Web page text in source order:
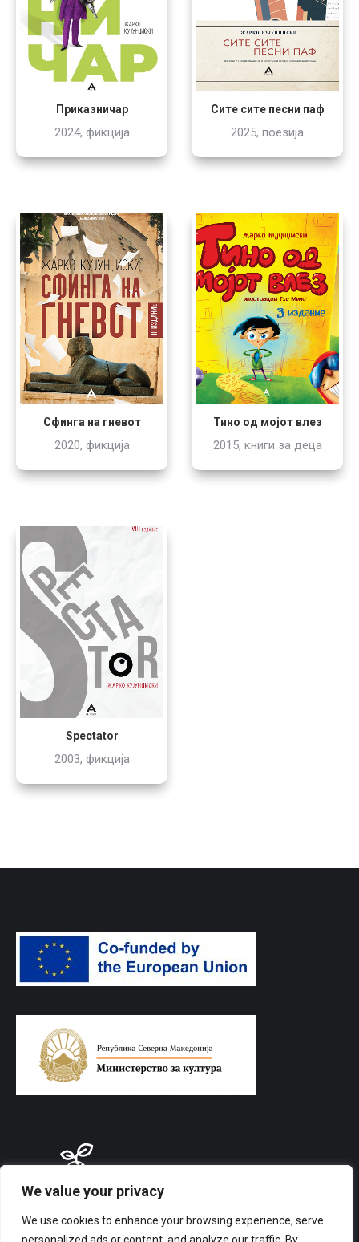
We value your privacy
We use cookies to enhance your browsing experience, serve
Приказничар
2024, фикција
Сите сите песни паф
2025, поезија
Сфинга на гневот
2020, фикција
Тино од мојот влез
2015, книги за деца
Spectator
2003, фикција